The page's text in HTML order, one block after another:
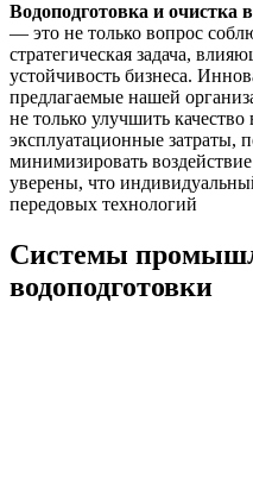
Водоподготовка и
— это не только вопрос
стратегическая задача,
устойчивость бизнеса.
предлагаемые нашей
не только улучшить
эксплуатационные затраты,
минимизировать
уверены, что
передовых технологий
Системы
водоподготовки